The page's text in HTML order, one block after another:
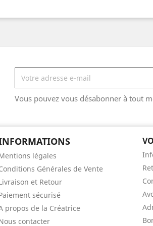
Vous pouvez vous désabonner à tout
légales
Générales de Vente
et Retour
sécurisé
propos de la Créatrice
contacter